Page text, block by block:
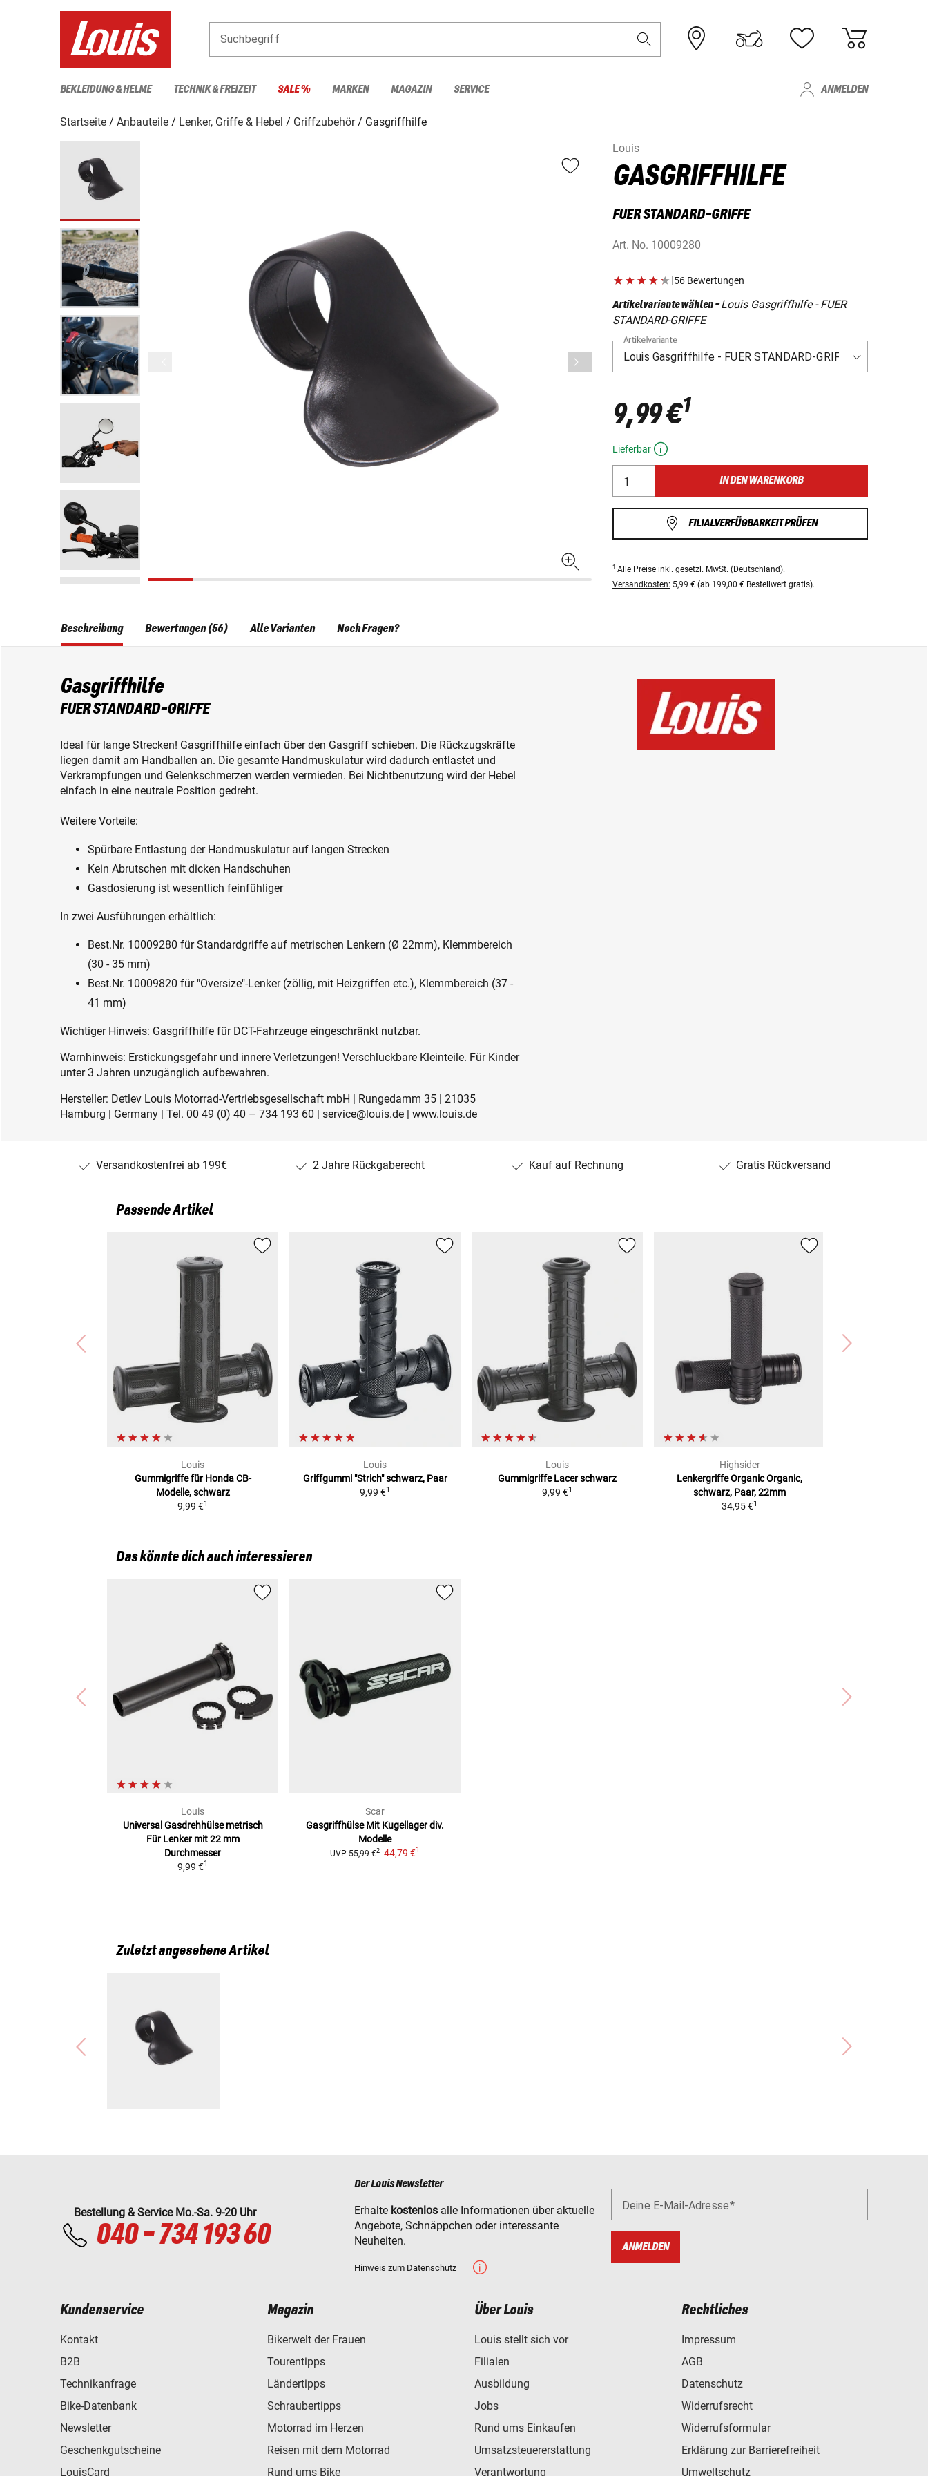
Suchbegriff
BEKLEIDUNG & HELME TECHNIK & FREIZEIT SALE % MARKEN MAGAZIN SERVICE ANMELDEN
Startseite Anbauteile Lenker, Griffe & Hebel Griffzubehör
Gasgriffhilfe
Louis
GASGRIFFHILFE
FUER STANDARD-GRIFFE
Art. No. 10009280
|56 Bewertungen
Artikelvariante wählen-Louis Gasgriffhilfe - FUER
STANDARD-GRIFFE
Artikelvariante
9,99 €1
Lieferbar
IN DEN WARENKORB
FILIALVERFÜGBARKEIT PRÜFEN
1 Alle Preise inkl. gesetzl. MwSt. (Deutschland).
Versandkosten: 5,99 € (ab 199,00 € Bestellwert gratis).
Beschreibung
Gasgriffhilfe
FUER STANDARD-GRIFFE
Ideal für lange Strecken! Gasgriffhilfe einfach über den Gasgriff schieben. Die Rückzugskräfte
liegen damit am Handballen an. Die gesamte Handmuskulatur wird dadurch entlastet und
Verkrampfungen und Gelenkschmerzen werden vermieden. Bei Nichtbenutzung wird der Hebel
einfach in eine neutrale Position gedreht.
Weitere Vorteile:
Spürbare Entlastung der Handmuskulatur auf langen Strecken
Kein Abrutschen mit dicken Handschuhen
Gasdosierung ist wesentlich feinfühliger
In zwei Ausführungen erhältlich:
Best.Nr. 10009280 für Standardgriffe auf metrischen Lenkern (Ø 22mm), Klemmbereich
(30 - 35 mm)
Best.Nr. 10009820 für "Oversize"-Lenker (zöllig, mit Heizgriffen etc.), Klemmbereich (37 -
41 mm)
Wichtiger Hinweis: Gasgriffhilfe für DCT-Fahrzeuge eingeschränkt nutzbar.
Warnhinweis: Erstickungsgefahr und innere Verletzungen! Verschluckbare Kleinteile. Für Kinder
unter 3 Jahren unzugänglich aufbewahren.
Hersteller: Detlev Louis Motorrad-Vertriebsgesellschaft mbH | Rungedamm 35 | 21035
Hamburg | Germany | Tel. 00 49 (0) 40 – 734 193 60 | service@louis.de | www.louis.de
Bewertungen (56) Alle Varianten Noch Fragen?
Versandkostenfrei ab 199€ 2 Jahre Rückgaberecht Kauf auf Rechnung Gratis Rückversand
Passende Artikel
Louis
Gummigriffe für Honda CB-
Modelle, schwarz
9,99 €1
Louis
Griffgummi "Strich" schwarz, Paar
9,99 €1
Louis
Gummigriffe Lacerschwarz
9,99 €1
Highsider
Lenkergriffe OrganicOrganic,
schwarz, Paar, 22mm
34,95 €1
Das könnte dich auch interessieren
Louis
Universal Gasdrehhülse metrisch
Für Lenker mit 22 mm
Durchmesser
9,99 €1
Scar
Gasgriffhülse Mit Kugellagerdiv.
Modelle
UVP 55,99 €2 44,79 €1
Zuletzt angesehene Artikel
Bestellung & Service Mo.-Sa. 9-20 Uhr
040 - 734 193 60
Der Louis Newsletter
Erhalte kostenlos alle Informationen über aktuelle
Angebote, Schnäppchen oder interessante
Neuheiten.
Hinweis zum Datenschutz
Deine E-Mail-Adresse
ANMELDEN
Kundenservice
Kontakt
B2B
Technikanfrage
Bike-Datenbank
Newsletter
Geschenkgutscheine
LouisCard
Magazin
Bikerwelt der Frauen
Tourentipps
Ländertipps
Schraubertipps
Motorrad im Herzen
Reisen mit dem Motorrad
Rund ums Bike
Über Louis
Louis stellt sich vor
Filialen
Ausbildung
Jobs
Rund ums Einkaufen
Umsatzsteuererstattung
Verantwortung
Rechtliches
Impressum
AGB
Datenschutz
Widerrufsrecht
Widerrufsformular
Erklärung zur Barrierefreiheit
Umweltschutz